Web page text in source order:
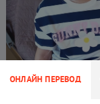
ОНЛАЙН ПЕРЕВОД